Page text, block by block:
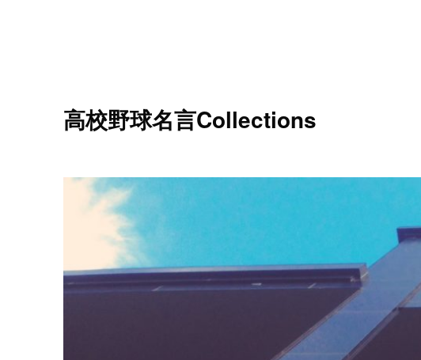
高校野球名言Collections